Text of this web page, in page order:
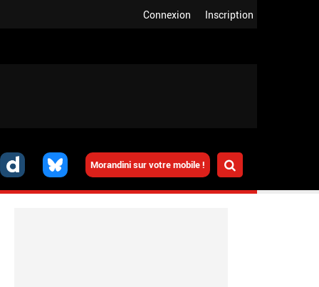
Inscription
Connexion
Morandini sur votre mobile !